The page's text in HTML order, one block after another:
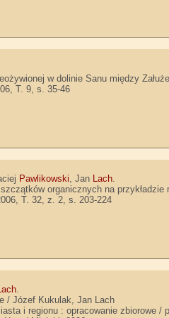
w dolinie Sanu między
T. 9, s. 35-46
Pawlikowski, Jan Lach.
organicznych na
T. 32, z. 2, s. 203-224
.
/ Józef Kukulak, Jan Lach
i regionu : opracowanie zbiorowe /